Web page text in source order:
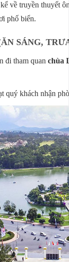
về truyền thuyết
phố biển.
SÁNG,
đi tham quan chùa
quý khách nhận